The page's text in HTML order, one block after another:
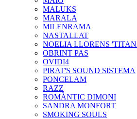
MALUKS
MARALA
MILENRAMA
NASTALLAT
NOELIA LLORENS
OBRINT PAS
OVIDI4
PIRAT'S SOUND SISTEMA
PONCELAM
RAZZ
ROMÀNTIC DIMONI
SANDRA MONFORT
SMOKING SOULS